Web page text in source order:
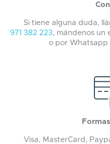
Si tiene alguna duda,
971 382 223, mándenos un
o por Whatsapp
Visa, MasterCard,